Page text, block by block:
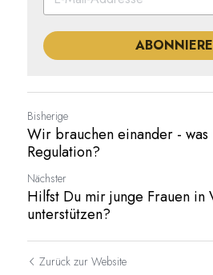
Bisherige
Wir brauchen einander - was
Regulation?
Nächster
Hilfst Du mir junge Frauen in
unterstützen?
Zurück zur Website